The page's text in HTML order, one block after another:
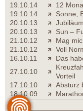
19.10.14
12
19.10.14
Sonne,
20.10.13
20.10.13
Sun –
21.10.12
Mag
21.10.12
Voll
16.10.11
Das
27.10.10
Vorteil
17.10.10
Absturz
18.10.09